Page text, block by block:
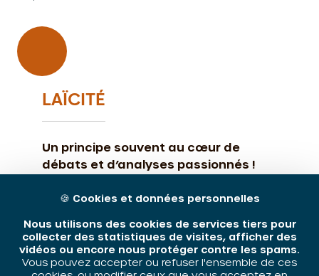
LAÏCITÉ
Un principe souvent au cœur de
débats et d’analyses passionnés !
réflexion sur le principe de laïcité
récurrents des professionnels-les.
Les projets menés ont pour
objectifs de clarifier les enjeux en
🍪 Cookies et données personnelles
Nous utilisons des cookies de services tiers pour
collecter des statistiques de visites, afficher des
vidéos ou encore nous protéger contre les spams.
Vous pouvez accepter ou refuser l'ensemble de ces